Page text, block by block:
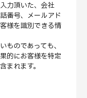
力頂いた、会社
番号、メールアド
様を識別できる情
ものであっても、
的にお客様を特定
まれます。